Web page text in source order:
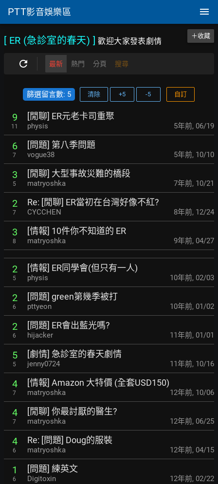
PTT影音娛樂區
[ ER (急診室的春天) ]歡迎大家發表劇情
＋收藏
最新 熱門 分頁 搜尋
篩選留言數: 5 清除 +5 -5 自訂
9
11
[閒聊] ER元老卡司重聚
physis 5年前, 06/19
6
7
[問題] 第八季問題
vogue38 5年前, 10/10
3
5
[閒聊] 大型事故災難的橋段
matryoshka 7年前, 10/21
2
7
Re: [閒聊] ER當初在台灣好像不紅?
CYCCHEN 8年前, 12/24
3
8
[情報] 10件你不知道的 ER
matryoshka 9年前, 04/27
2
5
[情報] ER同學會(但只有一人)
physis 10年前, 02/03
2
6
[問題] green第幾季被打
pttyeon 10年前, 01/02
2
6
[問題] ER會出藍光嗎?
hijacker 11年前, 01/01
5
5
[劇情] 急診室的春天劇情
jenny0724 11年前, 10/16
4
7
[情報] Amazon 大特價 (全套USD150)
matryoshka 12年前, 10/06
4
7
[閒聊] 你最討厭的醫生?
matryoshka 12年前, 06/25
4
6
Re: [問題] Doug的服裝
matryoshka 12年前, 04/15
1
6
[問題] 練英文
Digitoxin 12年前, 02/22